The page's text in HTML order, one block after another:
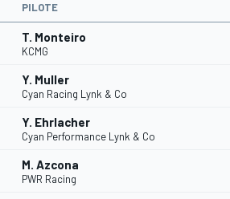
PILOTE
T. Monteiro
KCMG
Y. Muller
Cyan Racing Lynk & Co
Y. Ehrlacher
Cyan Performance Lynk & Co
M. Azcona
PWR Racing